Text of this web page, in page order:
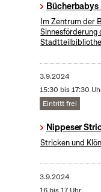
Im Zentrum der
Sinnesförderung
3.9.2024
15:30 bis 17:30
Eintritt frei
Nippeser
Stricken und
3.9.2024